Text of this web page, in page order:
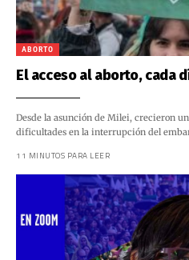
ABORTO
El acceso al aborto, cada
Desde la asunción de Milei, crecieron
dificultades en la interrupción del
11 MINUTOS PARA LEER